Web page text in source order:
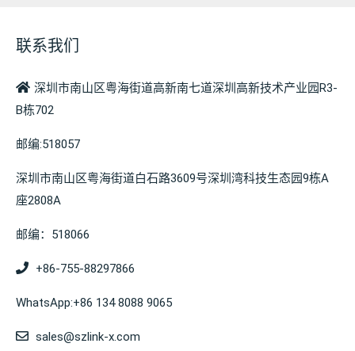
联系我们
深圳市南山区粤海街道高新南七道深圳高新技术产业园R3-
B栋702
邮编:518057
深圳市南山区粤海街道白石路3609号深圳湾科技生态园9栋A
座2808A
邮编：518066
+86-755-88297866
WhatsApp:+86 134 8088 9065
sales@szlink-x.com